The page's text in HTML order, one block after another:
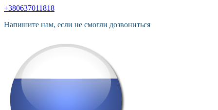
+380637011818
Напишите нам, если не смогли дозвониться